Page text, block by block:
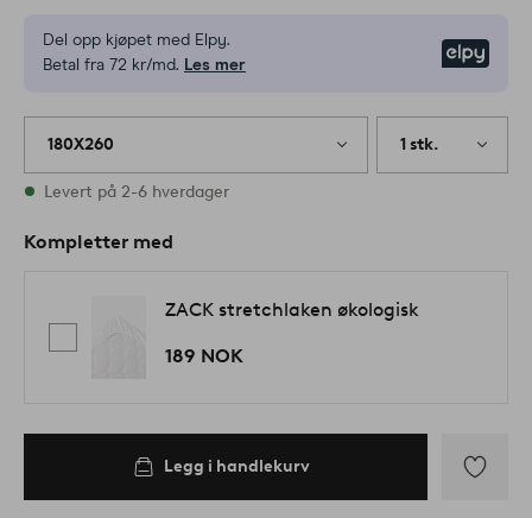
Del opp kjøpet med Elpy.
Betal fra 72 kr/md. Les mer
180X260 1 stk.
På lager
Levert på 2-6 hverdager
Kompletter med
ZACK stretchlaken økologisk
189 NOK
Legg i handlekurv